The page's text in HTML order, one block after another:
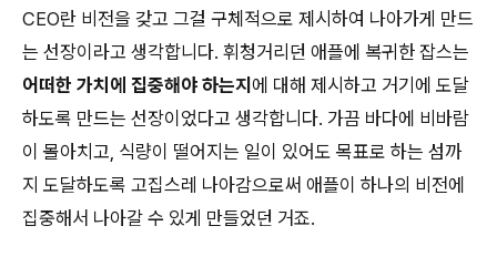
CEO란 비전을 갖고 그걸 구체적으로 제시하여 나아가게 만드
는 선장이라고 생각합니다. 휘청거리던 애플에 복귀한 잡스는
어떠한 가치에 집중해야 하는지 에 대해 제시하고 거기에 도달
하도록 만드는 선장이었다고 생각합니다. 가끔 바다에 비바람
이 몰아치고, 식량이 떨어지는 일이 있어도 목표로 하는 섬까
지 도달하도록 고집스레 나아감으로써 애플이 하나의 비전에
집중해서 나아갈 수 있게 만들었던 거죠.